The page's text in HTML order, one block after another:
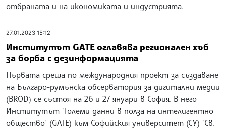
отбраната и на икономиката и индустрията.
27.01.2023 15:12
Институтът GATE оглавява регионален хъб
за борба с дезинформацията
Първата среща по международния проект за създаване
на Българо-румънска обсерватория за дигитални медии
(BROD) се състоя на 26 и 27 януари в София. В него
Институтът "Големи данни в полза на интелигентно
общество" (GATE) към Софийския университет (СУ) "Св.